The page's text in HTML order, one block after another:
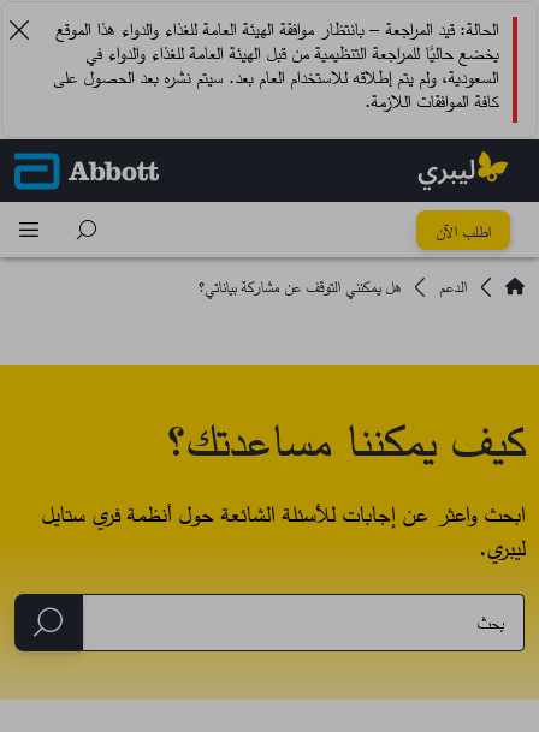
الحالة: قيد المراجعة – بانتظار موافقة الهيئة العامة للغذاء والدواء هذا الموقع
يخضع حاليًا للمراجعة التنظيمية من قبل الهيئة العامة للغذاء والدواء في
السعودية، ولم يتم إطلاقه للاستخدام العام بعد. سيتم نشره بعد الحصول على
كافة الموافقات اللازمة.
اطلب الآن
الدعم
هل يمكنني التوقف عن مشاركة بياناتي؟
كيف يمكننا مساعدتك؟
ابحث واعثر عن إجابات للأسئلة الشائعة حول أنظمة فري ستايل
ليبري.